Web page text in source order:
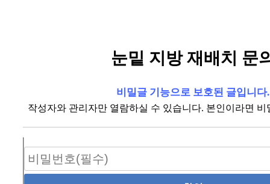
눈밑 지방 재배치 문
비밀글 기능으로 보호된 글입니다.
작성자와 관리자만 열람하실 수 있습니다. 본인이라면